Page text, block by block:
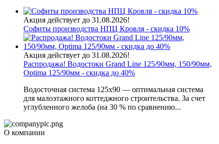
Акция действует до 31.08.2026!
Софиты производства НПЦ Кровля - скидка 10%
Акция действует до 31.08.2026!
Распродажа! Водостоки Grand Line 125/90мм, 150/90мм,
Optima 125/90мм - скидка до 40%
Водосточная система 125х90 — оптимальная система
для малоэтажного коттеджного строительства. За счет
углубленного желоба (на 30 % по сравнению...
О компании